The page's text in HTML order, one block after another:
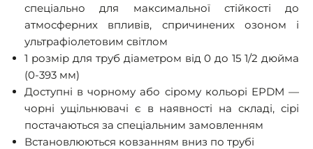
спеціально для максимальної стійкості до
атмосферних впливів, спричинених озоном і
ультрафіолетовим світлом
1 розмір для труб діаметром від 0 до 15 1/2 дюйма
(0-393 мм)
Доступні в чорному або сірому кольорі EPDM —
чорні ущільнювачі є в наявності на складі, сірі
постачаються за спеціальним замовленням
Встановлюються ковзанням вниз по трубі